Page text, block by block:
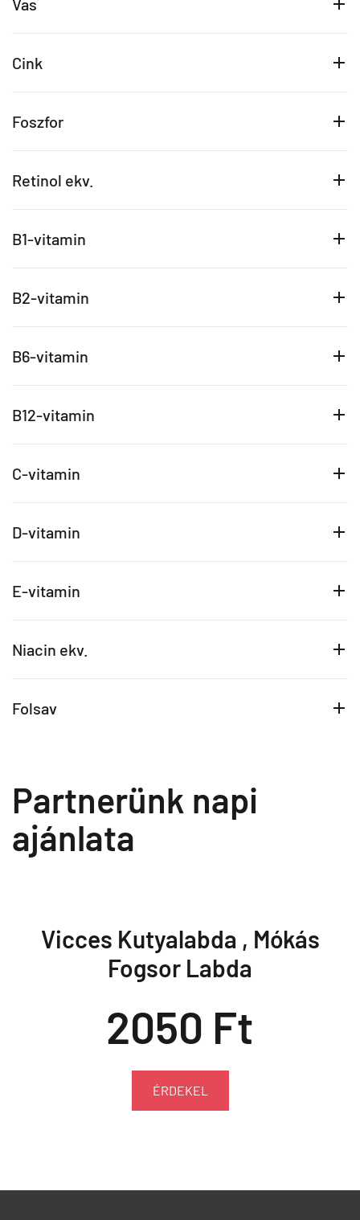
Vas
Cink
Foszfor
Retinol ekv.
B1-vitamin
B2-vitamin
B6-vitamin
B12-vitamin
C-vitamin
D-vitamin
E-vitamin
Niacin ekv.
Folsav
Partnerünk napi
ajánlata
Vicces Kutyalabda , Mókás
Fogsor Labda
2050 Ft
ÉRDEKEL